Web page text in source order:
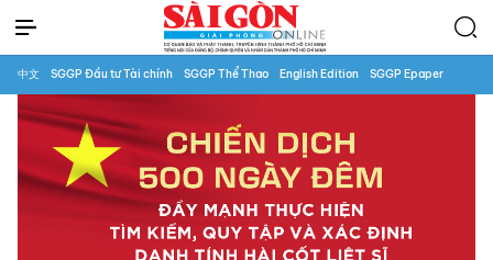
中文 SGGP Đầu tư Tài chính SGGP Thể Thao English Edition SGGP Epaper